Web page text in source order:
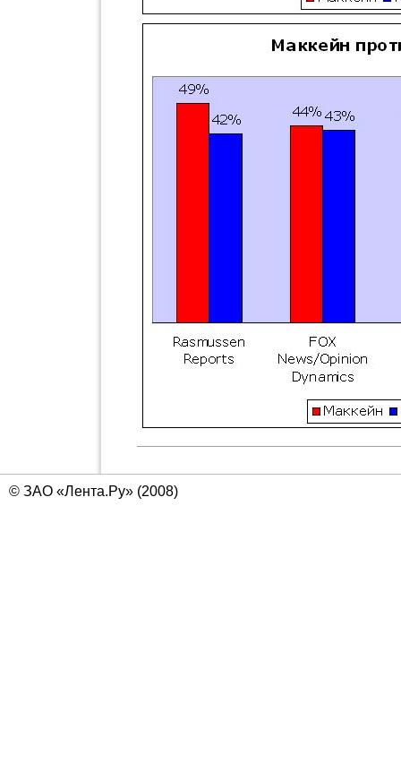
© ЗАО «Лента.Ру» (2008)